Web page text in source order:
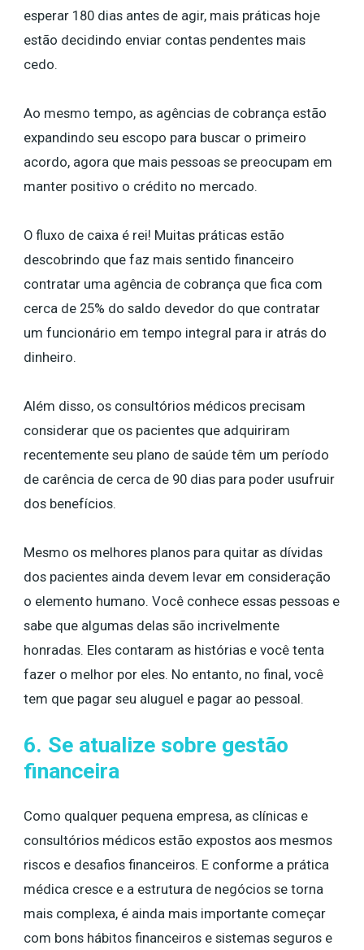
esperar 180 dias antes de agir, mais práticas hoje
estão decidindo enviar contas pendentes mais
cedo.
Ao mesmo tempo, as agências de cobrança estão
expandindo seu escopo para buscar o primeiro
acordo, agora que mais pessoas se preocupam em
manter positivo o crédito no mercado.
O fluxo de caixa é rei! Muitas práticas estão
descobrindo que faz mais sentido financeiro
contratar uma agência de cobrança que fica com
cerca de 25% do saldo devedor do que contratar
um funcionário em tempo integral para ir atrás do
dinheiro.
Além disso, os consultórios médicos precisam
considerar que os pacientes que adquiriram
recentemente seu plano de saúde têm um período
de carência de cerca de 90 dias para poder usufruir
dos benefícios.
Mesmo os melhores planos para quitar as dívidas
dos pacientes ainda devem levar em consideração
o elemento humano. Você conhece essas pessoas e
sabe que algumas delas são incrivelmente
honradas. Eles contaram as histórias e você tenta
fazer o melhor por eles. No entanto, no final, você
tem que pagar seu aluguel e pagar ao pessoal.
6. Se atualize sobre gestão
financeira
Como qualquer pequena empresa, as clínicas e
consultórios médicos estão expostos aos mesmos
riscos e desafios financeiros. E conforme a prática
médica cresce e a estrutura de negócios se torna
mais complexa, é ainda mais importante começar
com bons hábitos financeiros e sistemas seguros e